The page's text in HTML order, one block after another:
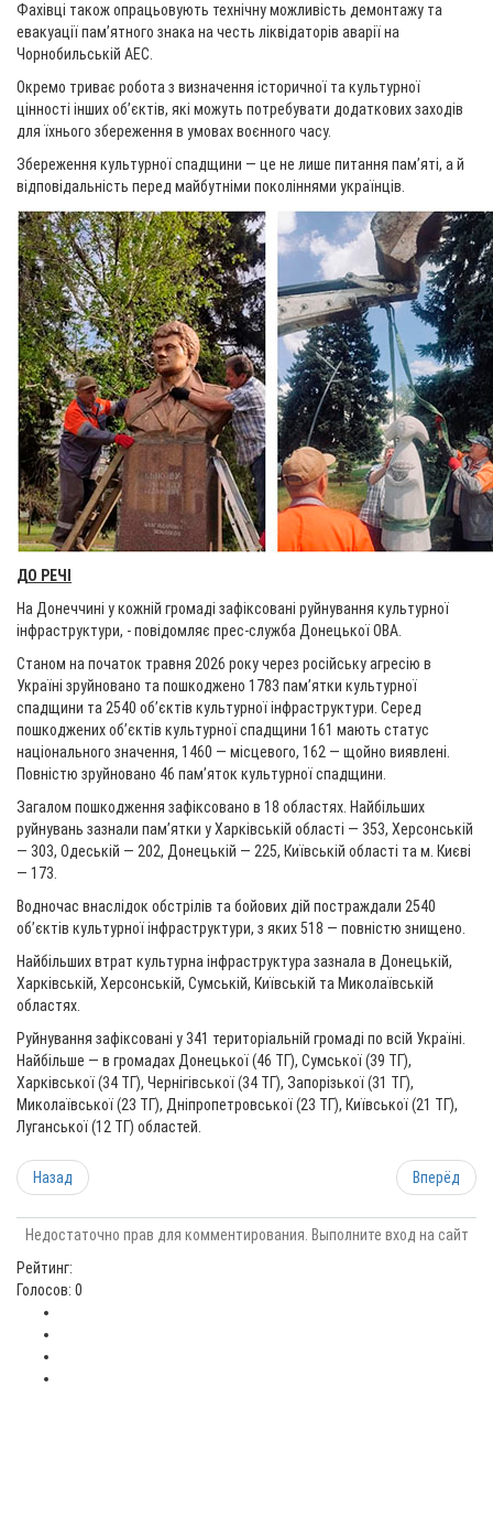
Фахівці також опрацьовують технічну можливість демонтажу та
евакуації пам’ятного знака на честь ліквідаторів аварії на
Чорнобильській АЕС.
Окремо триває робота з визначення історичної та культурної
цінності інших об’єктів, які можуть потребувати додаткових заходів
для їхнього збереження в умовах воєнного часу.
Збереження культурної спадщини — це не лише питання пам’яті, а й
відповідальність перед майбутніми поколіннями українців.
ДО РЕЧІ
На Донеччині у кожній громаді зафіксовані руйнування культурної
інфраструктури, - повідомляє прес-служба Донецької ОВА.
Станом на початок травня 2026 року через російську агресію в
Україні зруйновано та пошкоджено 1783 пам’ятки культурної
спадщини та 2540 об’єктів культурної інфраструктури. Серед
пошкоджених об’єктів культурної спадщини 161 мають статус
національного значення, 1460 — місцевого, 162 — щойно виявлені.
Повністю зруйновано 46 пам’яток культурної спадщини.
Загалом пошкодження зафіксовано в 18 областях. Найбільших
руйнувань зазнали пам’ятки у Харківській області — 353, Херсонській
— 303, Одеській — 202, Донецькій — 225, Київській області та м. Києві
— 173.
Водночас внаслідок обстрілів та бойових дій постраждали 2540
об’єктів культурної інфраструктури, з яких 518 — повністю знищено.
Найбільших втрат культурна інфраструктура зазнала в Донецькій,
Харківській, Херсонській, Сумській, Київській та Миколаївській
областях.
Руйнування зафіксовані у 341 територіальній громаді по всій Україні.
Найбільше — в громадах Донецької (46 ТГ), Сумської (39 ТГ),
Харківської (34 ТГ), Чернігівської (34 ТГ), Запорізької (31 ТГ),
Миколаївської (23 ТГ), Дніпропетровської (23 ТГ), Київської (21 ТГ),
Луганської (12 ТГ) областей.
Назад Вперёд
Недостаточно прав для комментирования. Выполните вход на сайт
Рейтинг:
Голосов: 0